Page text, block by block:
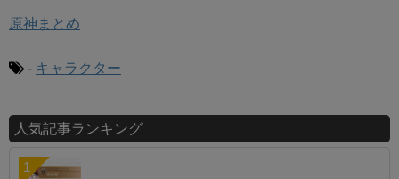
原神まとめ
- キャラクター
人気記事ランキング